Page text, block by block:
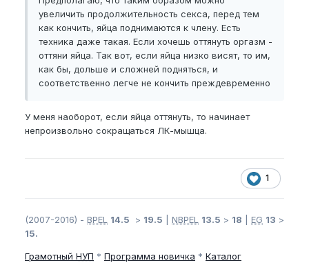
увеличить продолжительность секса, перед тем
как кончить, яйца поднимаются к члену. Есть
техника даже такая. Если хочешь оттянуть оргазм -
оттяни яйца. Так вот, если яйца низко висят, то им,
как бы, дольше и сложней подняться, и
соответственно легче не кончить преждевременно
У меня наоборот, если яйца оттянуть, то начинает
непроизвольно сокращаться ЛК-мышца.
1
(2007-2016) - BPEL 14.5 > 19.5 NBPEL 13.5 > 18 EG 13 >
15.
Грамотный НУП * Программа новичка * Каталог